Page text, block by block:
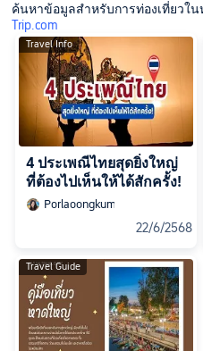
ค้นหาข้อมูลสำหรับการท่องเที่ยวใ
Trip.com
Travel Info
4 ประเพณีไทยสุดยิ่งใหญ่
ที่ต้องไปเห็นให้ได้สักครั้ง!
Porlaoongkum
22/6/2568
Travel Guide